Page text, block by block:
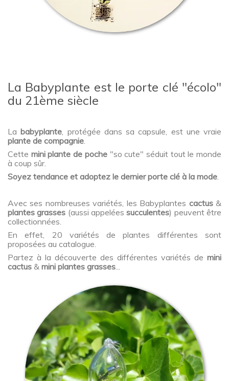
La Babyplante est le porte clé "écolo"
du 21ème siècle
Lababyplante , protégée dans sa capsule, est une vraie
plante de compagnie
Cette mini plante de poche"so cute" séduit tout le monde
à coup sûr.
Soyez tendance et adoptez le dernier porte clé à la mode
Avec ses nombreuses variétés, les Babyplantes cactus&
plantes grasses (aussi appeléessucculentes) peuvent être
collectionnées.
En effet, 20 variétés de plantes différentes sont
proposées au catalogue.
Partez à la découverte des différentes variétés de mini
cactus & mini plantes grasses